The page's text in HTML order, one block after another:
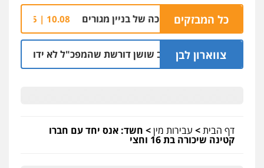
כל המבזקים
רסס על שפת הבריכה של בניין מגורים 10.08 | 11:35
צווארון לבןניצב שושן דורשת שהמפכ"ל לא ידון בעניינה
דף הבית> עבירות מין> חשד: אנס יחד עם חברו
קטינה שיכורה בת 16 וחצי